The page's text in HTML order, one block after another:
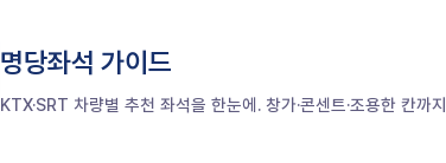
명당좌석 가이드
KTX·SRT 차량별 추천 좌석을 한눈에. 창가·콘센트·조용한 칸까지